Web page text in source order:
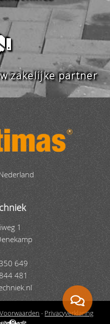
zakelijke partner
1
649
481
- Privacyverklaring